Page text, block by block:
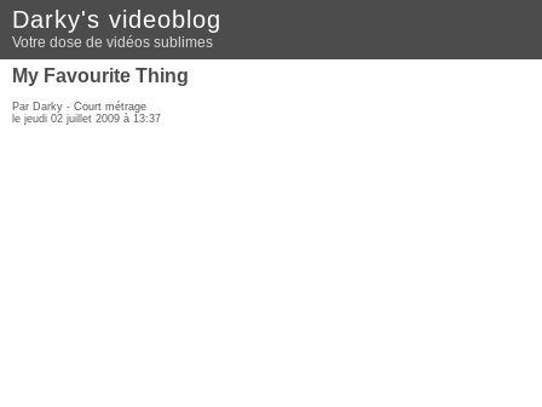
Darky's videoblog
Votre dose de vidéos sublimes
My Favourite Thing
Par Darky - Court métrage
le jeudi 02 juillet 2009 à 13:37